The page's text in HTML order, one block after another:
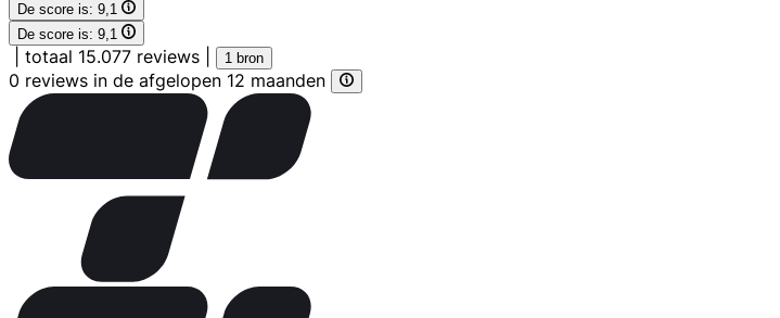
De score is: 9,1
De score is: 9,1
totaal 15.077 reviews 1 bron
0 reviews in de afgelopen 12 maanden